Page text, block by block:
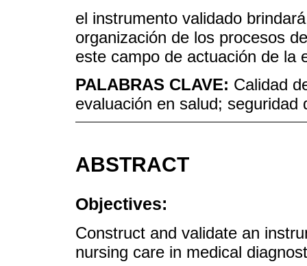
el instrumento validado
organización de los procesos
este campo de actuación de la
PALABRAS CLAVE: Calidad
evaluación en salud;
ABSTRACT
Objectives:
Construct and validate an
nursing care in medical